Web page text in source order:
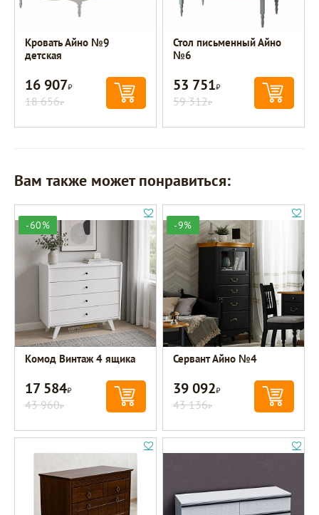
Кровать Айно №9
детская
16 907Р
18 656Р
Стол письменный Айно
№6
53 751Р
59 312Р
Вам также может понравиться:
-60%
Комод Винтаж 4 ящика
17 584Р
43 960Р
-9%
Сервант Айно №4
39 092Р
43 136Р